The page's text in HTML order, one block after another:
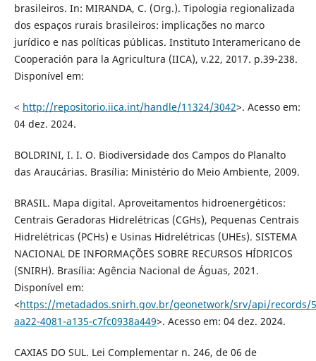
brasileiros. In: MIRANDA, C. (Org.). Tipologia regionalizada
dos espaços rurais brasileiros: implicações no marco
jurídico e nas políticas públicas. Instituto Interamericano de
Cooperación para la Agricultura (IICA), v.22, 2017. p.39-238.
Disponível em:
< http://repositorio.iica.int/handle/11324/3042>. Acesso em:
04 dez. 2024.
BOLDRINI, I. I. O. Biodiversidade dos Campos do Planalto
das Araucárias. Brasília: Ministério do Meio Ambiente, 2009.
BRASIL. Mapa digital. Aproveitamentos hidroenergéticos:
Centrais Geradoras Hidrelétricas (CGHs), Pequenas Centrais
Hidrelétricas (PCHs) e Usinas Hidrelétricas (UHEs). SISTEMA
NACIONAL DE INFORMAÇÕES SOBRE RECURSOS HÍDRICOS
(SNIRH). Brasília: Agência Nacional de Águas, 2021.
Disponível em:
<https://metadados.snirh.gov.br/geonetwork/srv/api/records/
aa22-4081-a135-c7fc0938a449>. Acesso em: 04 dez. 2024.
CAXIAS DO SUL. Lei Complementar n. 246, de 06 de